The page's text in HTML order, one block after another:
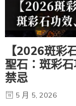
【2026斑彩
聖石：斑彩
禁忌
5 月 5, 2026